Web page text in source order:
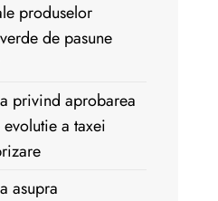
produselor
de pasune
privind aprobarea
a taxei
asupra